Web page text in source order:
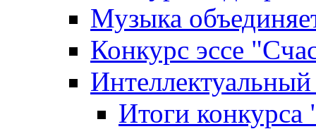
Музыка
Конкурс эссе
Итоги